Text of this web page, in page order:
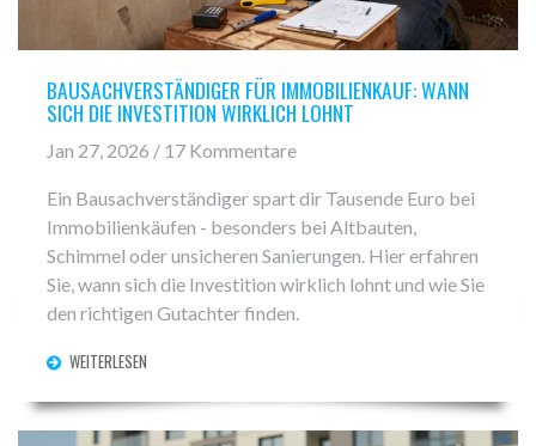
BAUSACHVERSTÄNDIGER FÜR IMMOBILIENKAUF: WANN
SICH DIE INVESTITION WIRKLICH LOHNT
Jan 27, 2026 / 17 Kommentare
Ein Bausachverständiger spart dir Tausende Euro bei
Immobilienkäufen - besonders bei Altbauten,
Schimmel oder unsicheren Sanierungen. Hier erfahren
Sie, wann sich die Investition wirklich lohnt und wie Sie
den richtigen Gutachter finden.
WEITERLESEN